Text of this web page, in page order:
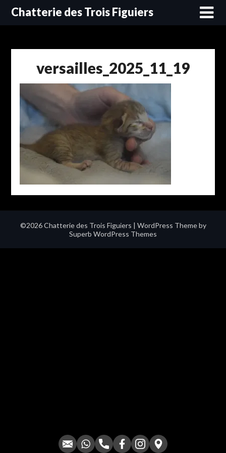
SkipChatterie des Trois Figuiers
versailles_2025_11_19
©2026 Chatterie des Trois Figuiers | WordPress Theme by
Superb WordPress Themes